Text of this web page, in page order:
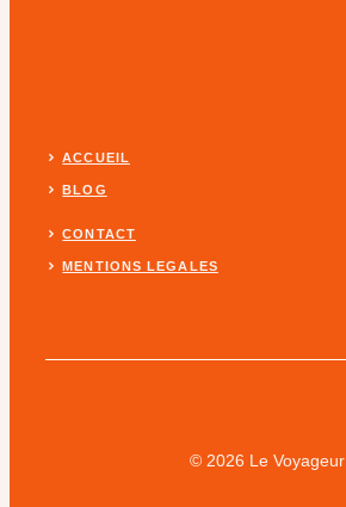
ACCUEIL
BLOG
CONTACT
MENTIONS LEGALES
© 2026 Le Voyageur